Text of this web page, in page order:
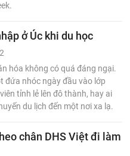
ở Úc khi du học
hóa không có quá đáng ngại.
đứa nhóc ngày đầu vào lớp
tỉnh lẻ lên đô thành, hay ai
du lịch đến một nơi xa lạ.
chân DHS Việt đi làm